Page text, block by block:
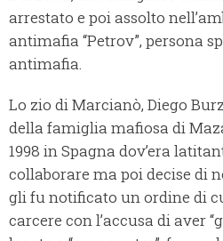
arrestato e poi assolto
antimafia “Petrov”, persona
antimafia.
Lo zio di Marcianò, Diego
della famiglia mafiosa di
1998 in Spagna dov’era
collaborare ma poi decise di
gli fu notificato un ordine di
carcere con l’accusa di aver